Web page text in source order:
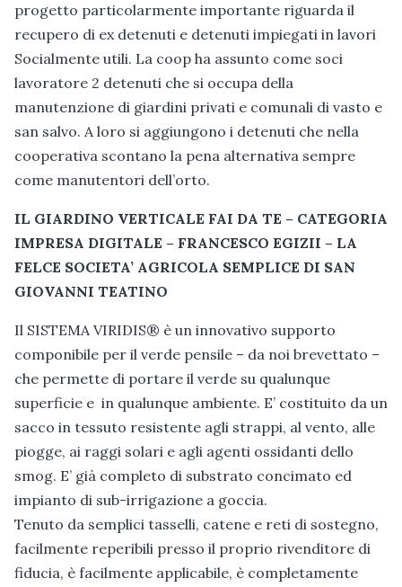
progetto particolarmente importante riguarda il
recupero di ex detenuti e detenuti impiegati in lavori
Socialmente utili. La coop ha assunto come soci
lavoratore 2 detenuti che si occupa della
manutenzione di giardini privati e comunali di vasto e
san salvo. A loro si aggiungono i detenuti che nella
cooperativa scontano la pena alternativa sempre
come manutentori dell’orto.
IL GIARDINO VERTICALE FAI DA TE – CATEGORIA
IMPRESA DIGITALE – FRANCESCO EGIZII – LA
FELCE SOCIETA’ AGRICOLA SEMPLICE DI SAN
GIOVANNI TEATINO
Il SISTEMA VIRIDIS® è un innovativo supporto
componibile per il verde pensile – da noi brevettato –
che permette di portare il verde su qualunque
superficie e in qualunque ambiente. E’ costituito da un
sacco in tessuto resistente agli strappi, al vento, alle
piogge, ai raggi solari e agli agenti ossidanti dello
smog. E’ già completo di substrato concimato ed
impianto di sub-irrigazione a goccia.
Tenuto da semplici tasselli, catene e reti di sostegno,
facilmente reperibili presso il proprio rivenditore di
fiducia, è facilmente applicabile, è completamente